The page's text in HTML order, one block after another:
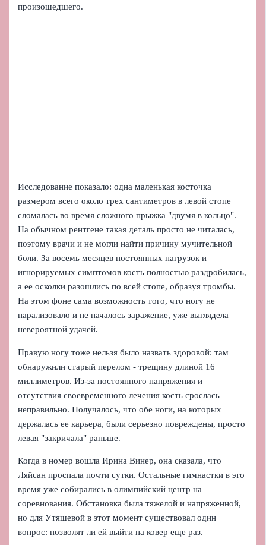
произошедшего.
Исследование показало: одна маленькая косточка
размером всего около трех сантиметров в левой стопе
сломалась во время сложного прыжка "двумя в кольцо".
На обычном рентгене такая деталь просто не читалась,
поэтому врачи и не могли найти причину мучительной
боли. За восемь месяцев постоянных нагрузок и
игнорируемых симптомов кость полностью раздробилась,
а ее осколки разошлись по всей стопе, образуя тромбы.
На этом фоне сама возможность того, что ногу не
парализовало и не началось заражение, уже выглядела
невероятной удачей.
Правую ногу тоже нельзя было назвать здоровой: там
обнаружили старый перелом - трещину длиной 16
миллиметров. Из‑за постоянного напряжения и
отсутствия своевременного лечения кость срослась
неправильно. Получалось, что обе ноги, на которых
держалась ее карьера, были серьезно повреждены, просто
левая "закричала" раньше.
Когда в номер вошла Ирина Винер, она сказала, что
Ляйсан проспала почти сутки. Остальные гимнастки в это
время уже собирались в олимпийский центр на
соревнования. Обстановка была тяжелой и напряженной,
но для Утяшевой в этот момент существовал один
вопрос: позволят ли ей выйти на ковер еще раз.